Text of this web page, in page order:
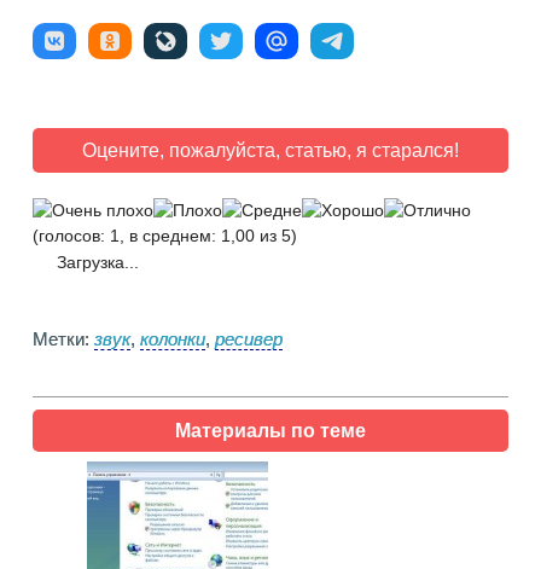
Оцените, пожалуйста, статью, я старался!
(голосов: 1, в среднем: 1,00 из 5)
Загрузка...
Метки: звук, колонки, ресивер
Материалы по теме